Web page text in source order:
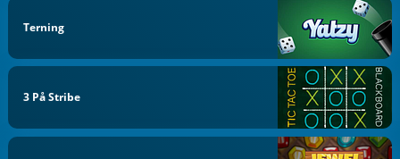
Terning
3 På Stribe